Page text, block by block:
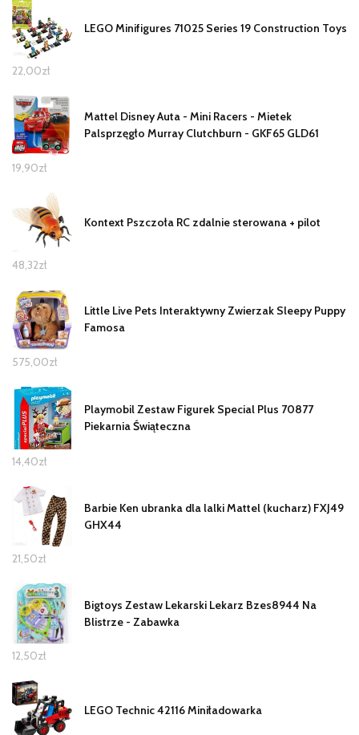
LEGO Minifigures 71025 Series 19 Construction Toys
22,00zł
Mattel Disney Auta - Mini Racers - Mietek
Palsprzęgło Murray Clutchburn - GKF65 GLD61
19,90zł
Kontext Pszczoła RC zdalnie sterowana + pilot
48,32zł
Little Live Pets Interaktywny Zwierzak Sleepy Puppy
Famosa
575,00zł
Playmobil Zestaw Figurek Special Plus 70877
Piekarnia Świąteczna
14,40zł
Barbie Ken ubranka dla lalki Mattel (kucharz) FXJ49
GHX44
21,50zł
Bigtoys Zestaw Lekarski Lekarz Bzes8944 Na
Blistrze - Zabawka
12,50zł
LEGO Technic 42116 Miniładowarka